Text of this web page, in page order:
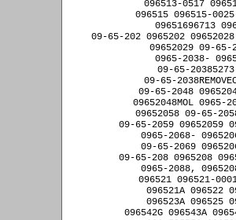
096513-0517
096515 096515-
09651696713
09-65-202 0965202
09652029 09-65-
0965-2038-
09-65-
09-65-
09-65-2048
09652048MOL 0965-
09652058 09-65-
09-65-2059 09652059
0965-2068-
09-65-2069
09-65-208 0965208
0965-2088,
096521 096521-
096521A 096522
096523A 096525
096542G 096543A